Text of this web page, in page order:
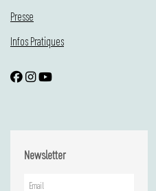
Presse
Infos Pratiques
Newsletter